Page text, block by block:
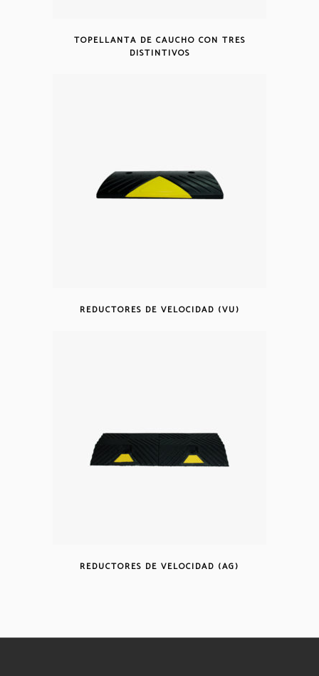
TOPELLANTA DE CAUCHO CON TRES
DISTINTIVOS
REDUCTORES DE VELOCIDAD (VU)
REDUCTORES DE VELOCIDAD (AG)